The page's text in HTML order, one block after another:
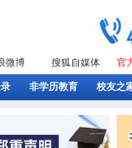
微博 搜狐自媒体 官
非学历教育 校友之